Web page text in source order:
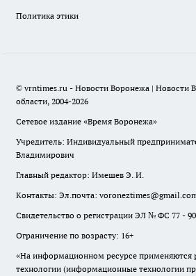
Политика этики
© vrntimes.ru - Новости Воронежа | Новости
области, 2004-2026
Сетевое издание «Время Воронежа»
Учредитель: Индивидуальный
Владимирович
Главный редактор: Имешев Э. И.
Контакты: Эл.почта:
Свидетельство о регистрации ЭЛ № ФС 77 -
Ограничение по возрасту: 16+
«На информационном ресурсе применяются
технологии (информационные технологии